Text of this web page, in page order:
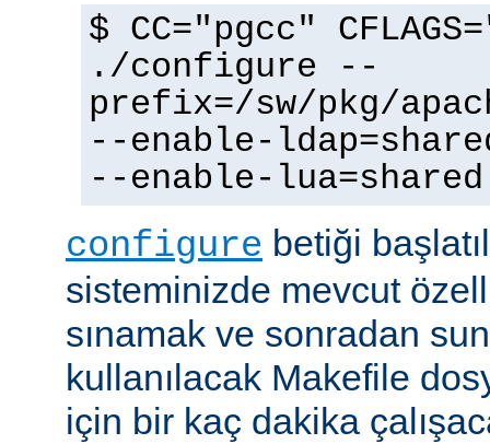
$ CC="pgcc"
./configure --
prefix=/sw/pkg/
--enable-
--enable-lua=shared
configure betiği
sisteminizde mevcut
sınamak ve sonradan
kullanılacak Makefile
için bir kaç dakika